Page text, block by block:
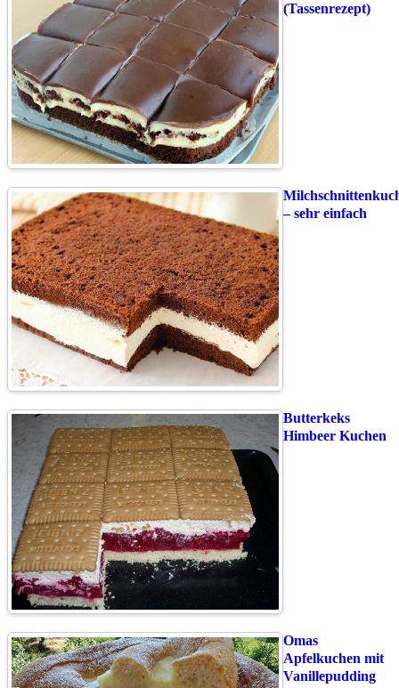
(Tassenrezept)
– sehr einfach
Butterkeks
Himbeer Kuchen
Omas
Apfelkuchen mit
Vanillepudding